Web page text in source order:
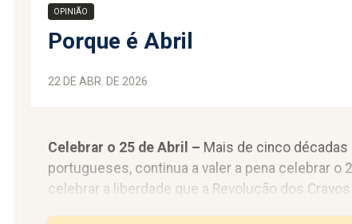
OPINIÃO
Porque é Abril
22 DE ABR. DE 2026
Celebrar o 25 de Abril – Mais de cinco décadas
portugueses, continua a valer a pena celebrar o
celebrar a liberdade que a Revolução dos